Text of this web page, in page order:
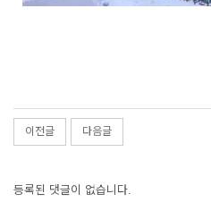
이전글 다음글
등록된 댓글이 없습니다.